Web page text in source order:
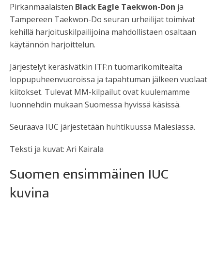
Pirkanmaalaisten Black Eagle Taekwon-Don ja
Tampereen Taekwon-Do seuran urheilijat toimivat
kehillä harjoituskilpailijoina mahdollistaen osaltaan
käytännön harjoittelun.
Järjestelyt keräsivätkin ITF:n tuomarikomitealta
loppupuheenvuoroissa ja tapahtuman jälkeen vuolaat
kiitokset. Tulevat MM-kilpailut ovat kuulemamme
luonnehdin mukaan Suomessa hyvissä käsissä.
Seuraava IUC järjestetään huhtikuussa Malesiassa.
Teksti ja kuvat: Ari Kairala
Suomen ensimmäinen IUC
kuvina